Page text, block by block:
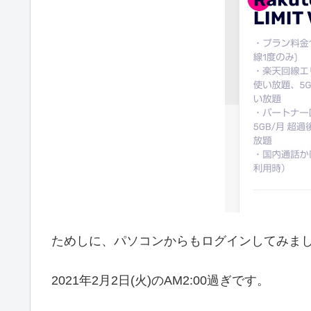
ためしに、パソコンからもログインしてみま
2021年2月2日(火)のAM2:00過ぎです。